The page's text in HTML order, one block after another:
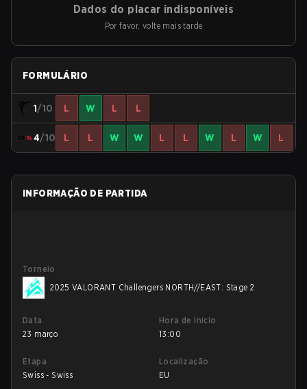
Dados do placar indisponíveis
Por favor, volte mais tarde
FORMULÁRIO
1/10 L W L L
4/10 L L W W L L W L W L
INFORMAÇÃO DE PARTIDA
Torneio
2025 VALORANT Challengers NORTH//EAST: Stage 2
Data
23 março
Hora de início
13:00
Etapa
Swiss - Swiss
Localização
EU